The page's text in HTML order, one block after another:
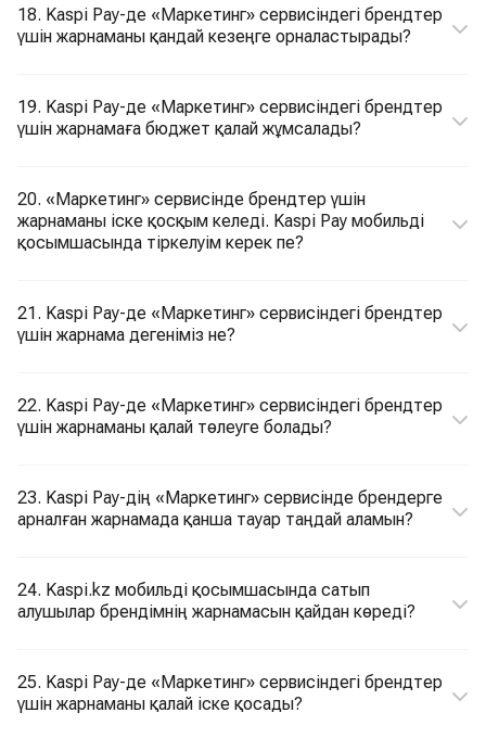
18. Kaspi Pay-де «Маркетинг» сервисіндегі брендтер
үшін жарнаманы қандай кезеңге орналастырады?
19. Kaspi Pay-де «Маркетинг» сервисіндегі брендтер
үшін жарнамаға бюджет қалай жұмсалады?
20. «Маркетинг» сервисінде брендтер үшін
жарнаманы іске қосқым келеді. Kaspi Pay мобильді
қосымшасында тіркелуім керек пе?
21. Kaspi Pay-де «Маркетинг» сервисіндегі брендтер
үшін жарнама дегеніміз не?
22. Kaspi Pay-де «Маркетинг» сервисіндегі брендтер
үшін жарнаманы қалай төлеуге болады?
23. Kaspi Pay-дің «Маркетинг» сервисінде брендерге
арналған жарнамада қанша тауар таңдай аламын?
24. Kaspi.kz мобильді қосымшасында сатып
алушылар брендімнің жарнамасын қайдан көреді?
25. Kaspi Pay-де «Маркетинг» сервисіндегі брендтер
үшін жарнаманы қалай іске қосады?